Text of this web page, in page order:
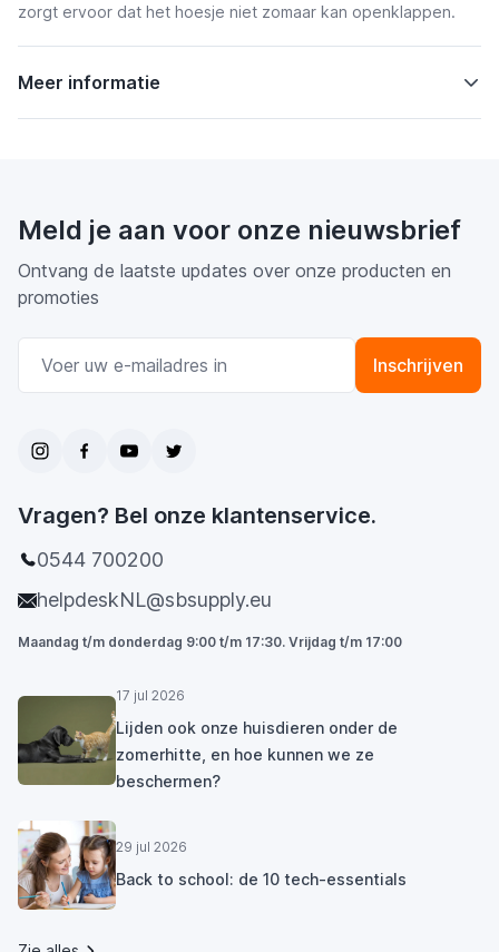
zorgt ervoor dat het hoesje niet zomaar kan openklappen.
Meer informatie
Meld je aan voor onze nieuwsbrief
Ontvang de laatste updates over onze producten en
promoties
Inschrijven
Vragen? Bel onze klantenservice.
0544 700200
helpdeskNL@sbsupply.eu
Maandag t/m donderdag 9:00 t/m 17:30. Vrijdag t/m 17:00
17 jul 2026
Lijden ook onze huisdieren onder de
zomerhitte, en hoe kunnen we ze
beschermen?
29 jul 2026
Back to school: de 10 tech-essentials